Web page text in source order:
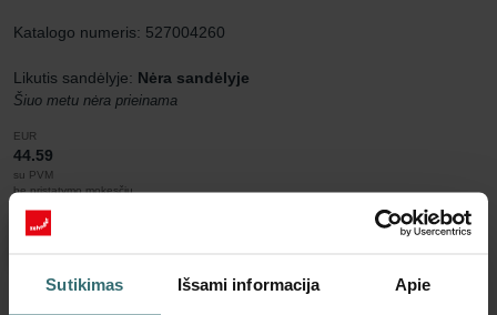
Sutikimas Išsami informacija Apie
Katalogo numeris: 527004260
Likutis sandėlyje: Nėra sandėlyje
Šiuo metu nėra prieinama
EUR
44.59
su PVM
be pristatymo mokesčių
Gaukite produktą su 15% nuolaida